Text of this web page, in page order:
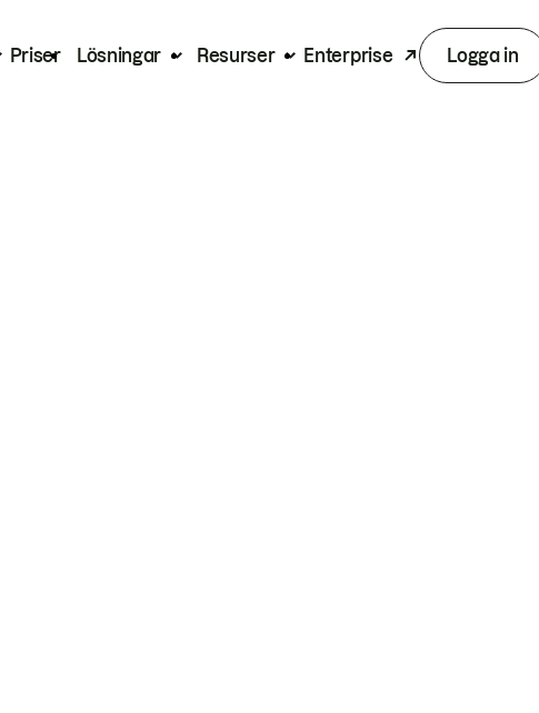
Priser Lösningar Resurser Enterprise Logga in